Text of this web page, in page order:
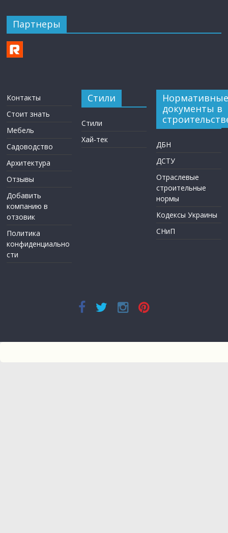
Партнеры
Контакты
Стоит знать
Мебель
Садоводство
Архитектура
Отзывы
Добавить
компанию в
отзовик
Политика
конфиденциально
сти
Стили
Стили
Хай-тек
Нормативные
документы в
ДБН
ДСТУ
Отраслевые
строительные
нормы
Кодексы Украины
СНиП